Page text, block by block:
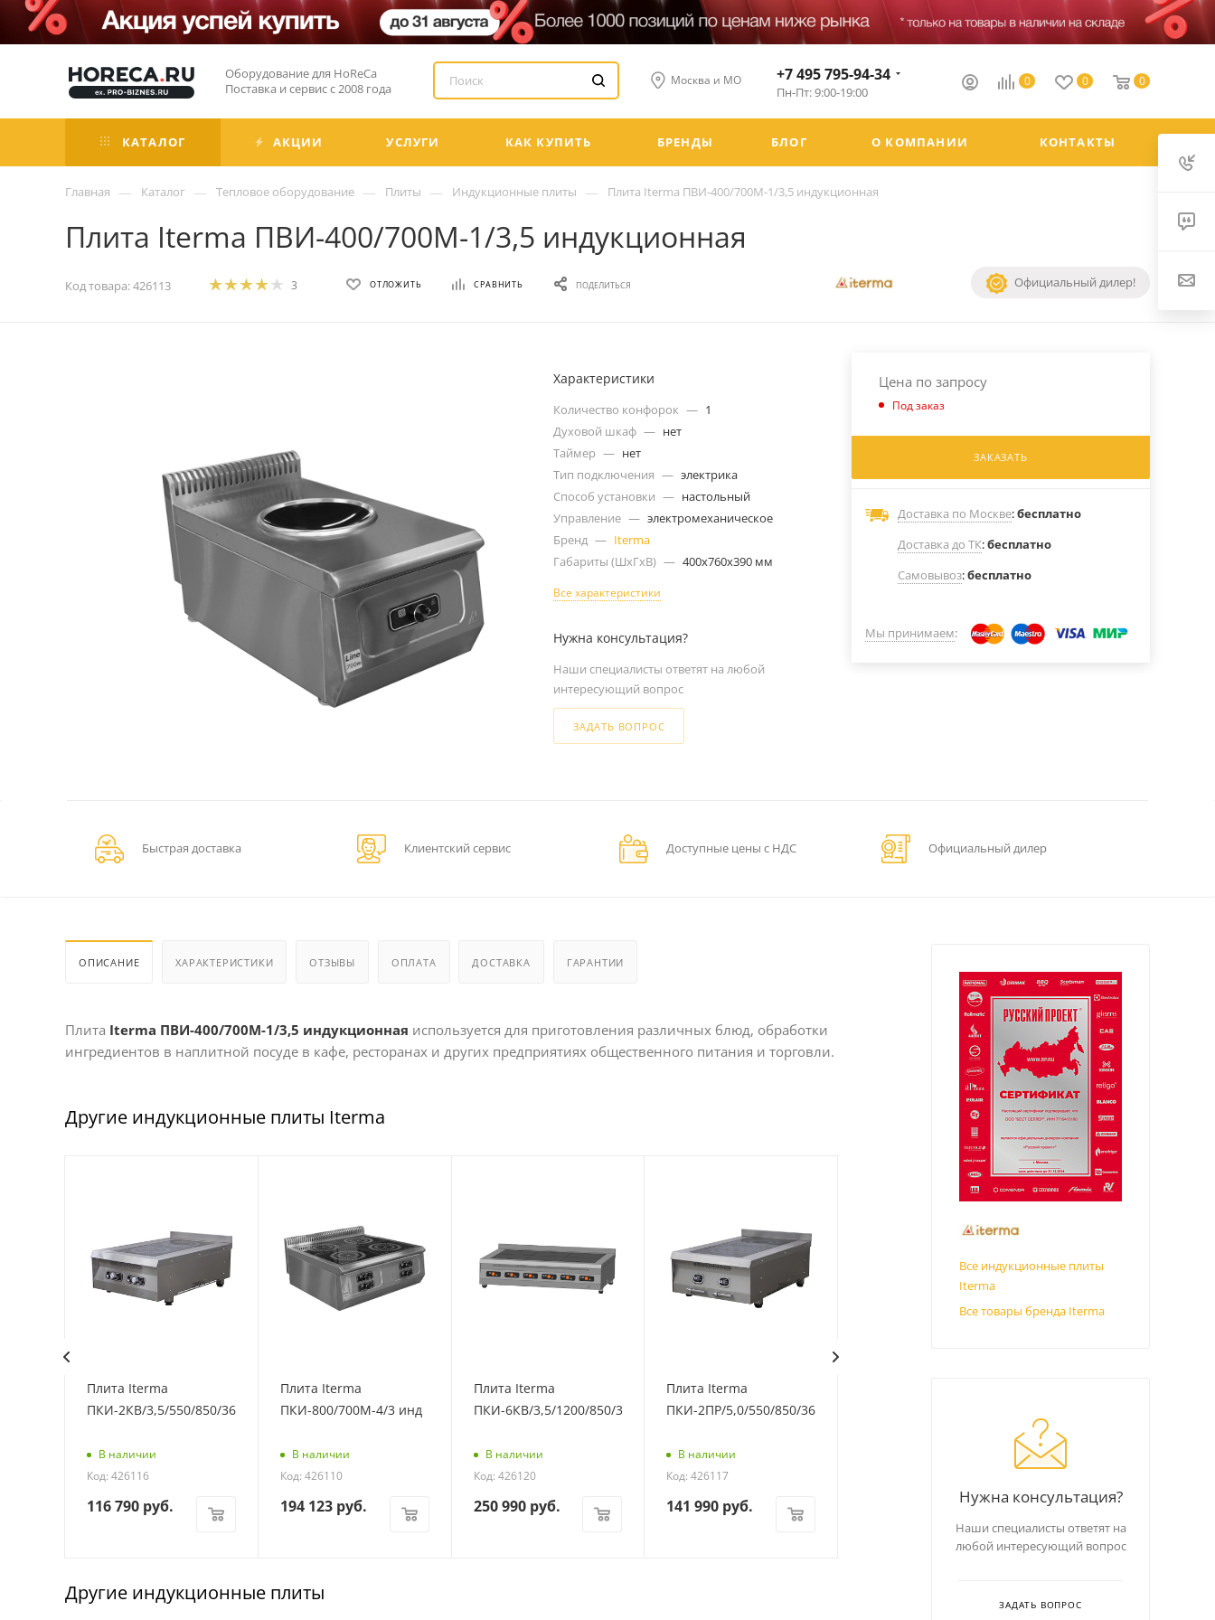
Оборудование для HoReCa
Поставка и сервис с 2008 года
Москва и МО 0 0 0
+7 495 795-94-34
Пн-Пт: 9:00-19:00
КАТАЛОГ АКЦИИ УСЛУГИ КАК КУПИТЬ БРЕНДЫ БЛОГ О КОМПАНИИ КОНТАКТЫ
Главная — Каталог — Тепловое оборудование — Плиты — Индукционные плиты — Плита Iterma ПВИ-400/700М-1/3,5 индукционная
Плита Iterma ПВИ-400/700М-1/3,5 индукционная
Код товара:426113 3 ОТЛОЖИТЬ СРАВНИТЬ ПОДЕЛИТЬСЯ Официальный дилер!
Характеристики
Количество конфорок — 1
Духовой шкаф — нет
Таймер — нет
Тип подключения — электрика
Способ установки — настольный
Управление — электромеханическое
Бренд — Iterma
Габариты (ШxГxВ) — 400x760x390 мм
Все характеристики
Нужна консультация?
Наши специалисты ответят на любой
интересующий вопрос
ЗАДАТЬ ВОПРОС
Цена по запросу
Под заказ
ЗАКАЗАТЬ
Доставка по Москве:бесплатно
Доставка до ТК:бесплатно
Самовывоз:бесплатно
Мы принимаем:
Быстрая доставка Клиентский сервис Доступные цены с НДС Официальный дилер
ОПИСАНИЕ ХАРАКТЕРИСТИКИ ОТЗЫВЫ ОПЛАТА ДОСТАВКА ГАРАНТИИ
Плита Iterma ПВИ-400/700М-1/3,5 индукционная используется для приготовления различных блюд, обработки
ингредиентов в наплитной посуде в кафе, ресторанах и других предприятиях общественного питания и торговли.
Другие индукционные плиты Iterma
Плита Iterma
ПКИ-2КВ/3,5/550/850/360
В наличии
Код: 426116
116 790 руб.
Плита Iterma
ПКИ-800/700М-4/3 инд
В наличии
Код: 426110
194 123руб.
Плита Iterma
ПКИ-6КВ/3,5/1200/850/360
В наличии
Код: 426120
250 990руб.
Плита Iterma
ПКИ-2ПР/5,0/550/850/360
В наличии
Код: 426117
141 990 руб. 218 746руб.
Другие индукционные плиты
Все индукционные плиты
Iterma
Все товары бренда Iterma
Нужна консультация?
Наши специалисты ответят на
любой интересующий вопрос
ЗАДАТЬ ВОПРОС